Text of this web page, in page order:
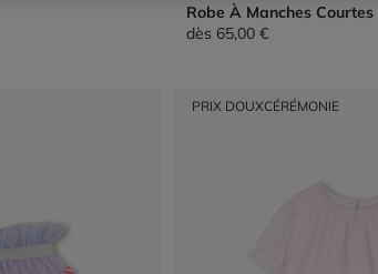
Robe À Manches Courtes
dès 65,00 €
PRIX DOUXCÉRÉMONIE